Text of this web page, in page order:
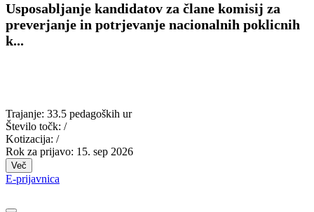
Usposabljanje kandidatov za člane komisij za
preverjanje in potrjevanje nacionalnih poklicnih
k...
Trajanje: 33.5 pedagoških ur
Število točk: /
Kotizacija: /
Rok za prijavo: 15. sep 2026
Več
E-prijavnica